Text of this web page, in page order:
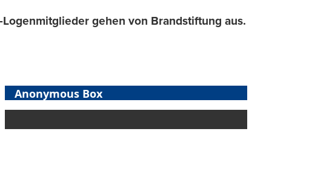
gehen von Brandstiftung aus.
Anonymous Box